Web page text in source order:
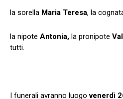
la sorella Maria Teresa, la
la nipote Antonia, la pronipote
tutti.
I funerali avranno luogovenerdì